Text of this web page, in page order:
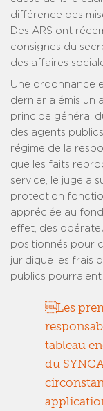
différence des
Des ARS ont
consignes du
des affaires
Une ordonnance
dernier a émis un
principe général
des agents
régime de la
que les faits
service, le juge a
protection
appréciée au
effet, des
positionnés pour
juridique les frais
publics
Les
tableau
du